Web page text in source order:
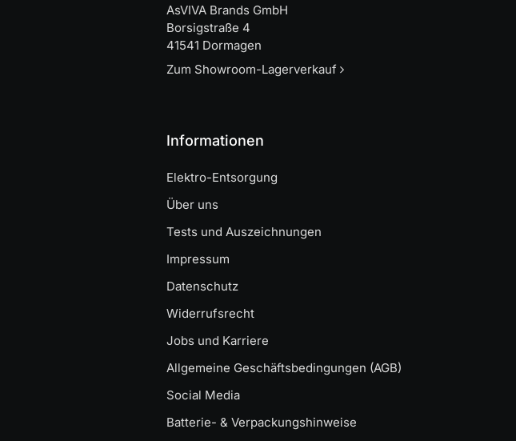
AsVIVA Brands GmbH
Borsigstraße 4
41541 Dormagen
Zum Showroom-Lagerverkauf
Informationen
Elektro-Entsorgung
Über uns
Tests und Auszeichnungen
Impressum
Datenschutz
Widerrufsrecht
Jobs und Karriere
Allgemeine Geschäftsbedingungen (AGB)
Social Media
Batterie- & Verpackungshinweise